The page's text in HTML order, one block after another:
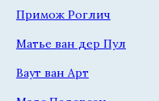
Примож Роглич
Матье ван дер Пул
Ваут ван Арт